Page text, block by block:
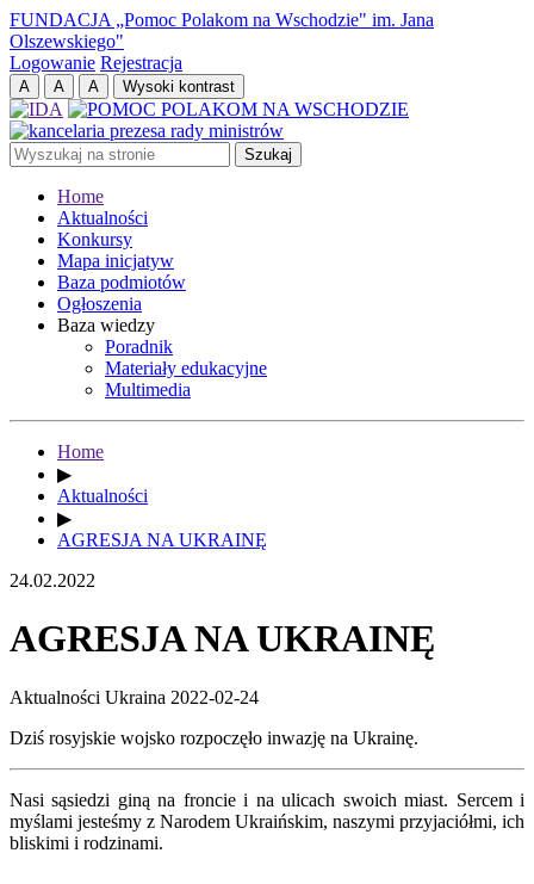
FUNDACJA „Pomoc Polakom na Wschodzie" im. Jana
Olszewskiego"
Logowanie Rejestracja
Home
Aktualności
Konkursy
Mapa inicjatyw
Baza podmiotów
Ogłoszenia
Baza wiedzy
Poradnik
Materiały edukacyjne
Multimedia
Home
▶
Aktualności
▶
AGRESJA NA UKRAINĘ
24.02.2022
AGRESJA NA UKRAINĘ
Aktualności Ukraina 2022-02-24
Dziś rosyjskie wojsko rozpoczęło inwazję na Ukrainę.
Nasi sąsiedzi giną na froncie i na ulicach swoich miast. Sercem i
myślami jesteśmy z Narodem Ukraińskim, naszymi przyjaciółmi, ich
bliskimi i rodzinami.